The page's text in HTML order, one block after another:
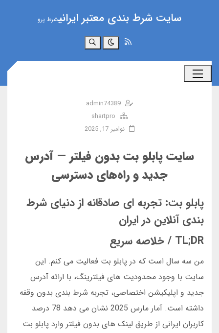
سایت شرط بندی معتبر ایرانیشرط پرو
جستجو
admin74389
shartpro
نوامبر 17, 2025
سایت پابلو بت بدون فیلتر — آدرس
جدید و راه‌های دسترسی
پابلو بت: تجربه ای صادقانه از دنیای شرط
بندی آنلاین در ایران
TL;DR / خلاصه سریع
من سه سال است که در پابلو بت فعالیت می کنم. این
سایت با وجود محدودیت های فیلترینگ، با ارائه آدرس
جدید و اپلیکیشن اختصاصی، تجربه شرط بندی بدون وقفه
داشته است. آمار مارس 2025 نشان می دهد 78 درصد
کاربران ایرانی از طریق لینک های بدون فیلتر وارد پابلو بت